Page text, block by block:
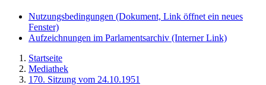
Nutzungsbedingungen (Dokument, Link öffnet ein neues
Fenster)
Aufzeichnungen im Parlamentsarchiv (Interner Link)
Startseite
Mediathek
170. Sitzung vom 24.10.1951